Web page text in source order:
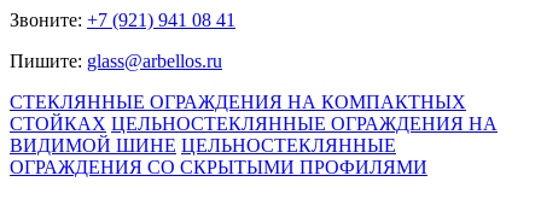
Звоните: +7 (921) 941 08 41
Пишите: glass@arbellos.ru
СТЕКЛЯННЫЕ ОГРАЖДЕНИЯ НА КОМПАКТНЫХ
СТОЙКАХ ЦЕЛЬНОСТЕКЛЯННЫЕ ОГРАЖДЕНИЯ НА
ВИДИМОЙ ШИНЕ ЦЕЛЬНОСТЕКЛЯННЫЕ
ОГРАЖДЕНИЯ СО СКРЫТЫМИ ПРОФИЛЯМИ